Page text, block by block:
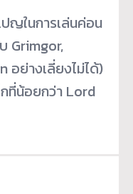
ญในการเล่นค่อน
Grimgor,
อย่างเลี่ยงไม่ได้)
ที่น้อยกว่า Lord